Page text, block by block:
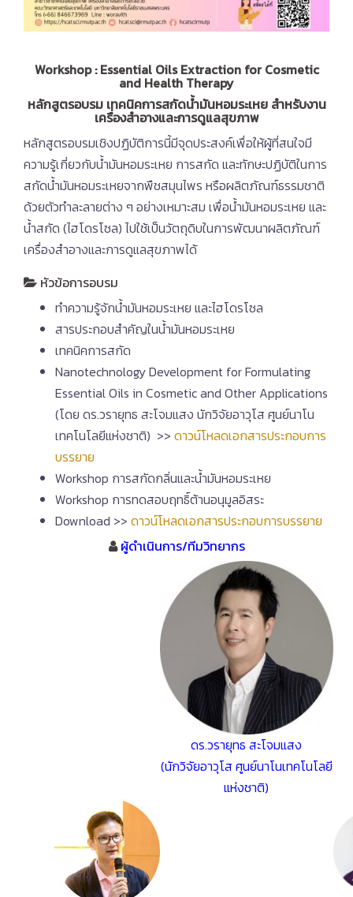
Workshop : Essential Oils Extraction for Cosmetic
and Health Therapy
หลักสูตรอบรม เทคนิคการสกัดน้ำมันหอมระเหย สำหรับงาน
เครื่องสำอางและการดูแลสุขภาพ
หลักสูตรอบรมเชิงปฏิบัติการนี้มีจุดประสงค์เพื่อให้ผู้ที่สนใจมี
ความรู้เกี่ยวกับน้ำมันหอมระเหย การสกัด และทักษะปฏิบัติในการ
สกัดน้ำมันหอมระเหยจากพืชสมุนไพร หรือผลิตภัณฑ์ธรรมชาติ
ด้วยตัวทำละลายต่าง ๆ อย่างเหมาะสม เพื่อน้ำมันหอมระเหย และ
น้ำสกัด (ไฮโดรโซล) ไปใช้เป็นวัตถุดิบในการพัฒนาผลิตภัณฑ์
เครื่องสำอางและการดูแลสุขภาพได้
หัวข้อการอบรม
ทำความรู้จักน้ำมันหอมระเหย และไฮโดรโซล
สารประกอบสำคัญในน้ำมันหอมระเหย
เทคนิคการสกัด
Nanotechnology Development for Formulating
Essential Oils in Cosmetic and Other Applications
(โดย ดร.วรายุทธ สะโจมแสง นักวิจัยอาวุโส ศูนย์นาโน
เทคโนโลยีแห่งชาติ) >> ดาวน์โหลดเอกสารประกอบการ
บรรยาย
Workshop การสกัดกลิ่นและน้ำมันหอมระเหย
Workshop การทดสอบฤทธิ์ต้านอนุมูลอิสระ
Download >> ดาวน์โหลดเอกสารประกอบการบรรยาย
ผู้ดำเนินการ/ทีมวิทยากร
ดร.วรายุทธ สะโจมแสง
(นักวิจัยอาวุโส ศูนย์นาโนเทคโนโลยี
แห่งชาติ)